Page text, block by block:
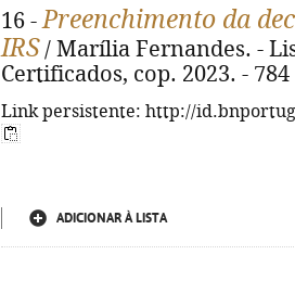
16 -Preenchimento da
IRS/ Marília Fernandes. -
Certificados, cop. 2023. -
Link persistente: http://
ADICIONAR À LISTA